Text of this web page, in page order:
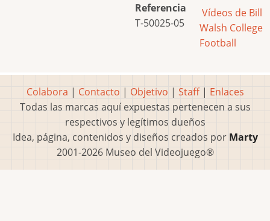
Referencia
T-50025-05
Vídeos de Bill
Walsh College
Football
Colabora | Contacto | Objetivo | Staff| Enlaces
Todas las marcas aquí expuestas pertenecen a sus
respectivos y legítimos dueños
Idea, página, contenidos y diseños creados por Marty
2001-2026 Museo del Videojuego®